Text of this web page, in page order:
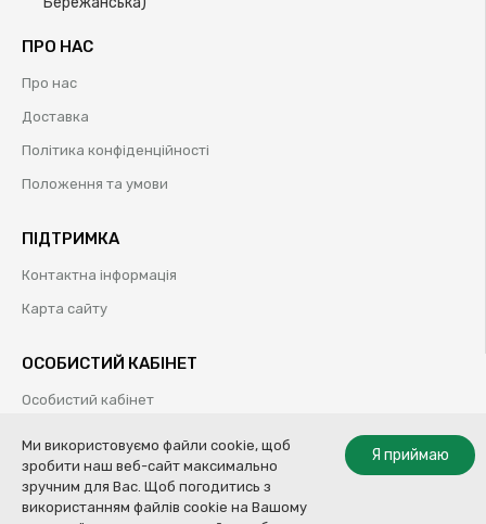
ПРО НАС
Про нас
Доставка
Політика конфіденційності
Положення та умови
ПІДТРИМКА
Контактна інформація
Карта сайту
ОСОБИСТИЙ КАБІНЕТ
Особистий кабінет
Обрані товари
Я приймаю
Ми використовуємо файли cookie, щоб
зробити наш веб-сайт максимально
зручним для Вас. Щоб погодитись з
використанням файлів cookie на Вашому